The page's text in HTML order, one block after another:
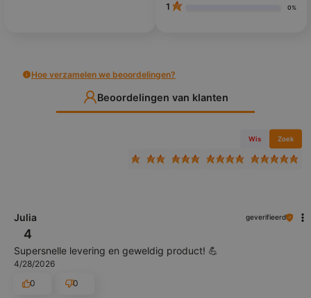
1 0%
Hoe verzamelen we beoordelingen?
Beoordelingen van klanten
Wis Zoek
Julia geverifieerd
4
Supersnelle levering en geweldig product! 💪
4/28/2026
0
0